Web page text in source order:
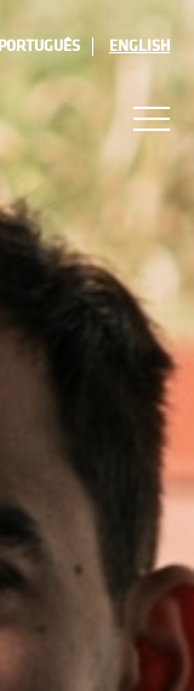
PORTUGUÊS ENGLISH